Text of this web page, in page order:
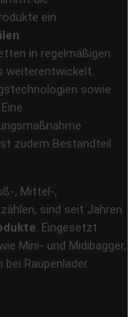
ein.
in regelmäßigen
weiterentwickelt.
sowie
zudem Bestandteil
, Mittel-,
sind seit Jahren
. Eingesetzt
Mini- und Midibagger,
Raupenlader.